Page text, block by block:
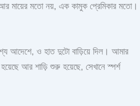
মায়ের মতো নয়, এক কামুক প্রেমিকার মতো।
আদেশে, ও হাত দুটো বাড়িয়ে দিল। আমার
আর শাড়ি শুরু হয়েছে, সেখানে স্পর্শ